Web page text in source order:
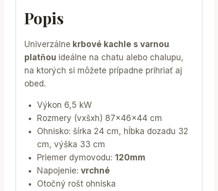
Popis
Univerzálne krbové kachle s varnou
platňou ideálne na chatu alebo chalupu,
na ktorých si môžete prípadne prihriať aj
obed.
Výkon 6,5 kW
Rozmery (vxšxh) 87x46x44 cm
Ohnisko: šírka 24 cm, hĺbka dozadu 32
cm, výška 33 cm
Priemer dymovodu: 120mm
Napojenie: vrchné
Otočný rošt ohniska